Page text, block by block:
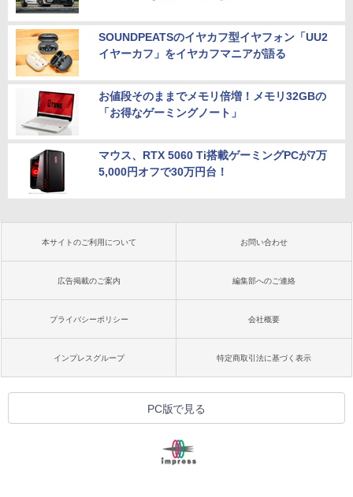
SOUNDPEATSのイヤカフ型イヤフォン「UU2
イヤーカフ」をイヤカフマニアが語る
お値段そのままでメモリ倍増！メモリ32GBの
「お得なゲーミングノート」
マウス、RTX 5060 Ti搭載ゲーミングPCが7万
5,000円オフで30万円台！
本サイトのご利用について お問い合わせ
広告掲載のご案内 編集部へのご連絡
プライバシーポリシー 会社概要
インプレスグループ 特定商取引法に基づく表示
PC版で見る